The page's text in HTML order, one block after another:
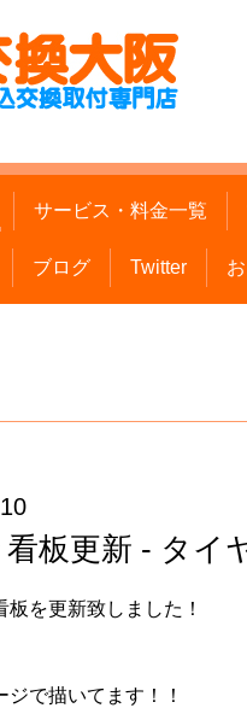
サービス・料金一覧
ブログ Twitter
板更新 - タイ
を更新致しました！
で描いてます！！